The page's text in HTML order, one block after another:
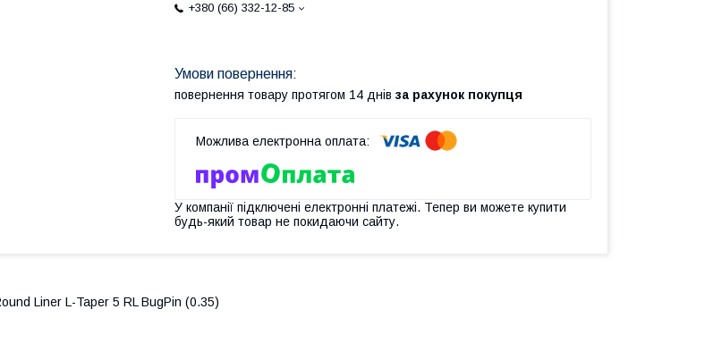
+380 (66) 332-12-85
повернення товару протягом 14 днів за рахунок покупця
У компанії підключені електронні платежі. Тепер ви можете купити
будь-який товар не покидаючи сайту.
Liner L-Taper 5 RL BugPin (0.35)